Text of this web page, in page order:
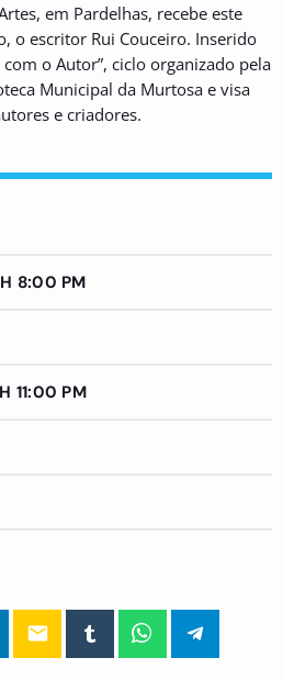
em Pardelhas, recebe este
o escritor Rui Couceiro. Inserido
o Autor”, ciclo organizado pela
Municipal da Murtosa e visa
e criadores.
8:00 PM
11:00 PM
email